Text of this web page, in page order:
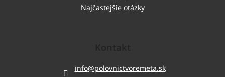
Najčastejšie otázky
info@polovnictvoremeta.sk